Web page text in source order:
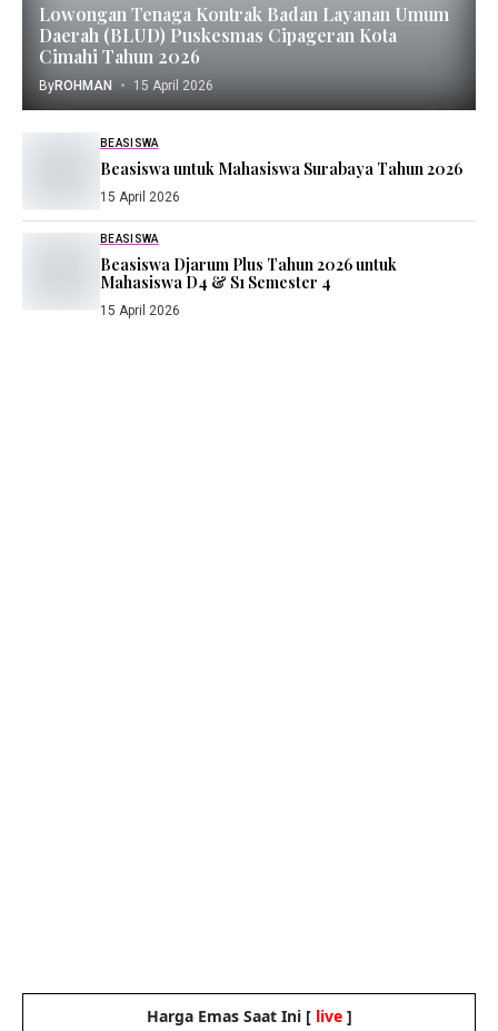
Lowongan Tenaga Kontrak Badan Layanan Umum
Daerah (BLUD) Puskesmas Cipageran Kota
Cimahi Tahun 2026
ByROHMAN 15 April 2026
BEASISWA
Beasiswa untuk Mahasiswa Surabaya Tahun 2026
15 April 2026
BEASISWA
Beasiswa Djarum Plus Tahun 2026 untuk
Mahasiswa D4 & S1 Semester 4
15 April 2026